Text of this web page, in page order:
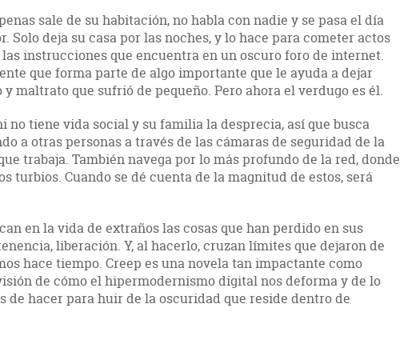
sale de su habitación, no habla con nadie y se pasa el día
Solo deja su casa por las noches, y lo hace para cometer actos
instrucciones que encuentra en un oscuro foro de internet.
que forma parte de algo importante que le ayuda a dejar
y maltrato que sufrió de pequeño. Pero ahora el verdugo es él.
no tiene vida social y su familia la desprecia, así que busca
a otras personas a través de las cámaras de seguridad de la
trabaja. También navega por lo más profundo de la red, donde
turbios. Cuando se dé cuenta de la magnitud de estos, será
en la vida de extraños las cosas que han perdido en sus
liberación. Y, al hacerlo, cruzan límites que dejaron de
hace tiempo. Creep es una novela tan impactante como
de cómo el hipermodernismo digital nos deforma y de lo
de hacer para huir de la oscuridad que reside dentro de